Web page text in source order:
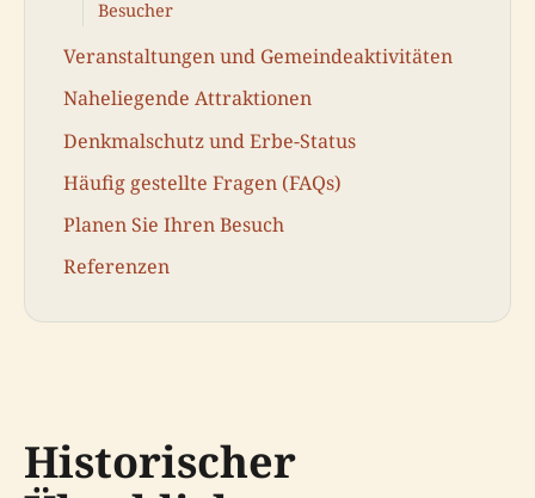
Besucher
Veranstaltungen und Gemeindeaktivitäten
Naheliegende Attraktionen
Denkmalschutz und Erbe-Status
Häufig gestellte Fragen (FAQs)
Planen Sie Ihren Besuch
Referenzen
Historischer